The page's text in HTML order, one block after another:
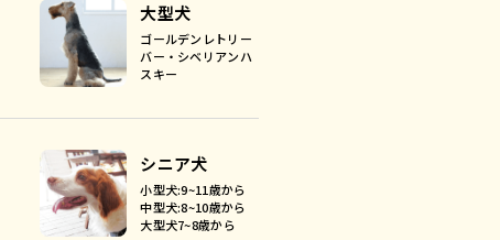
大型犬
ゴールデンレトリー
バー・シベリアンハ
スキー
シニア犬
小型犬:9~11歳から
中型犬:8~10歳から
大型犬7~8歳から